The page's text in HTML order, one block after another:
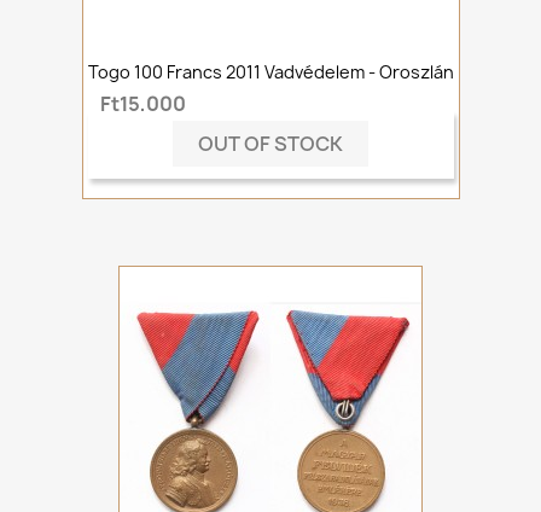
Togo 100 Francs 2011 Vadvédelem - Oroszlán
Ft15,000
OUT OF STOCK